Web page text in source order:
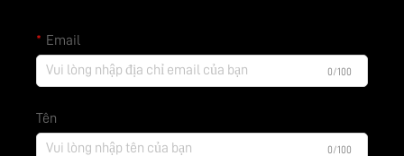
Email
0/100
Tên
0/100